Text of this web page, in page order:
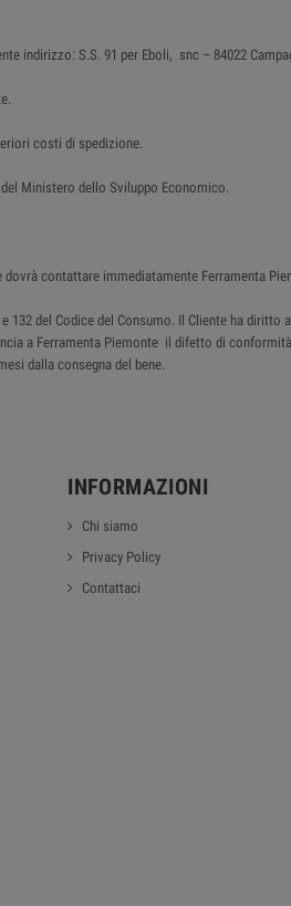
indirizzo: S.S. 91 per Eboli, snc – 84022
costi di spedizione.
Ministero dello Sviluppo Economico.
contattare immediatamente Ferramenta
del Codice del Consumo. Il Cliente ha
a Ferramenta Piemonte il difetto di
dalla consegna del bene.
INFORMAZIONI
Chi siamo
Privacy Policy
Contattaci